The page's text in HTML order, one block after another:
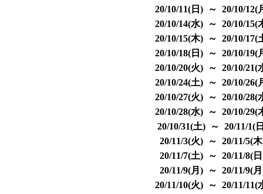
20/10/11(日) ～ 20/10/
20/10/14(水) ～ 20/10/
20/10/15(木) ～ 20/10/
20/10/18(日) ～ 20/10/
20/10/20(火) ～ 20/10/
20/10/24(土) ～ 20/10/
20/10/27(火) ～ 20/10/
20/10/28(水) ～ 20/10/
20/10/31(土) ～ 20/11/1(
20/11/3(火) ～ 20/11/5(
20/11/7(土) ～ 20/11/8(
20/11/9(月) ～ 20/11/9(
20/11/10(火) ～ 20/11/